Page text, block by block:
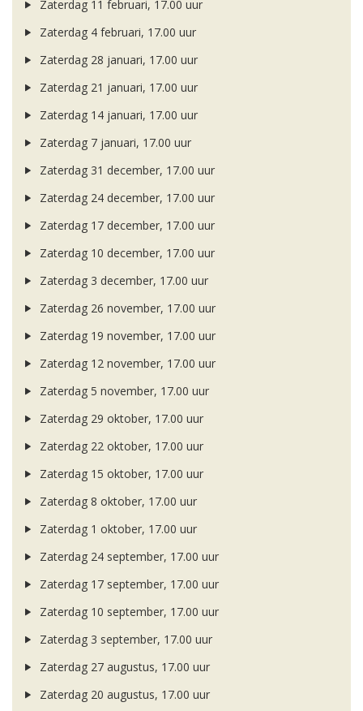
Zaterdag 11 februari, 17.00 uur
Zaterdag 4 februari, 17.00 uur
Zaterdag 28 januari, 17.00 uur
Zaterdag 21 januari, 17.00 uur
Zaterdag 14 januari, 17.00 uur
Zaterdag 7 januari, 17.00 uur
Zaterdag 31 december, 17.00 uur
Zaterdag 24 december, 17.00 uur
Zaterdag 17 december, 17.00 uur
Zaterdag 10 december, 17.00 uur
Zaterdag 3 december, 17.00 uur
Zaterdag 26 november, 17.00 uur
Zaterdag 19 november, 17.00 uur
Zaterdag 12 november, 17.00 uur
Zaterdag 5 november, 17.00 uur
Zaterdag 29 oktober, 17.00 uur
Zaterdag 22 oktober, 17.00 uur
Zaterdag 15 oktober, 17.00 uur
Zaterdag 8 oktober, 17.00 uur
Zaterdag 1 oktober, 17.00 uur
Zaterdag 24 september, 17.00 uur
Zaterdag 17 september, 17.00 uur
Zaterdag 10 september, 17.00 uur
Zaterdag 3 september, 17.00 uur
Zaterdag 27 augustus, 17.00 uur
Zaterdag 20 augustus, 17.00 uur